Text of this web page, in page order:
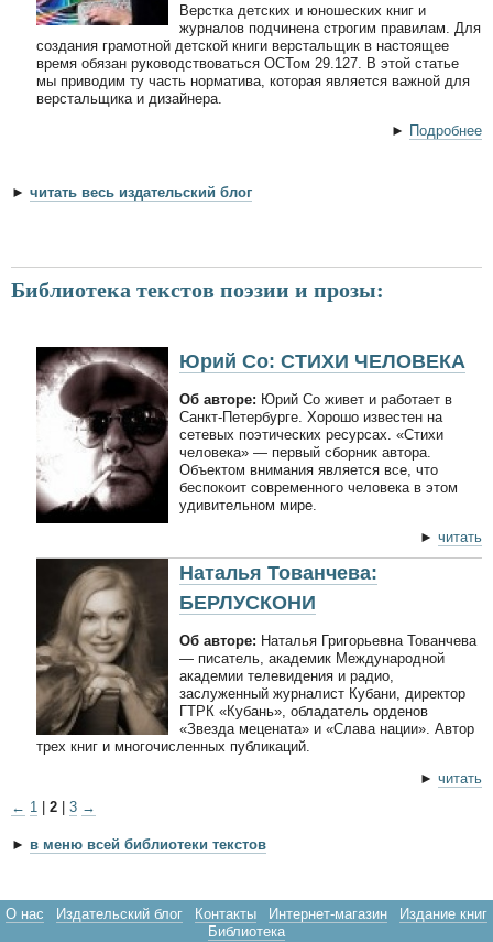
Верстка детских и юношеских книг и
журналов подчинена строгим правилам. Для
создания грамотной детской книги верстальщик в настоящее
время обязан руководствоваться ОСТом 29.127. В этой статье
мы приводим ту часть норматива, которая является важной для
верстальщика и дизайнера.
► Подробнее
► читать весь издательский блог
Библиотека текстов поэзии и прозы:
Юрий Со: СТИХИ ЧЕЛОВЕКА
Об авторе: Юрий Со живет и работает в
Санкт-Петербурге. Хорошо известен на
сетевых поэтических ресурсах. «Стихи
человека» — первый сборник автора.
Объектом внимания является все, что
беспокоит современного человека в этом
удивительном мире.
► читать
Наталья Тованчева:
БЕРЛУСКОНИ
Об авторе: Наталья Григорьевна Тованчева
— писатель, академик Международной
академии телевидения и радио,
заслуженный журналист Кубани, директор
ГТРК «Кубань», обладатель орденов
«Звезда мецената» и «Слава нации». Автор
трех книг и многочисленных публикаций.
► читать
← 1 2 3 →
► в меню всей библиотеки текстов
О нас Издательский блог Контакты Интернет-магазин
Издание книг
Библиотека